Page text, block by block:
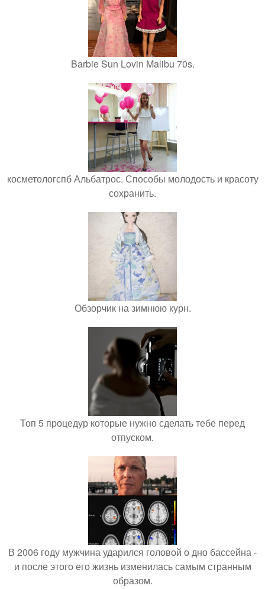
Barbie Sun Lovin Malibu 70s.
косметологспб Альбатрос. Способы молодость и красоту
сохранить.
Обзорчик на зимнюю курн.
Топ 5 процедур которые нужно сделать тебе перед
отпуском.
В 2006 году мужчина ударился головой о дно бассейна -
и после этого его жизнь изменилась самым странным
образом.